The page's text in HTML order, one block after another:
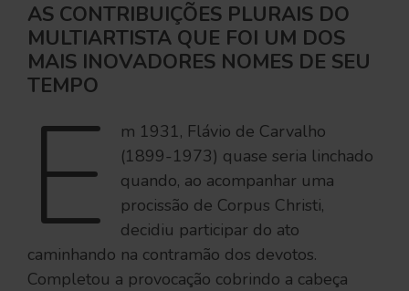
AS CONTRIBUIÇÕES PLURAIS DO
MULTIARTISTA QUE FOI UM DOS
MAIS INOVADORES NOMES DE SEU
TEMPO
E
m 1931, Flávio de Carvalho
(1899-1973) quase seria linchado
quando, ao acompanhar uma
procissão de Corpus Christi,
decidiu participar do ato
caminhando na contramão dos devotos.
Completou a provocação cobrindo a cabeça